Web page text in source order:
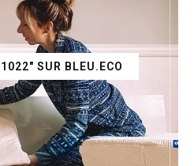
SUR BLEU.ECO